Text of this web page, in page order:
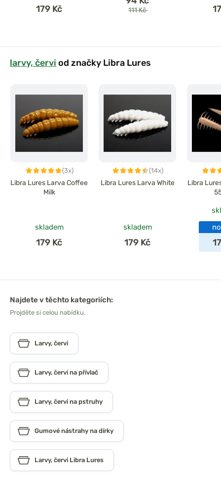
179 Kč 111 Kč
larvy, červi od značky Libra Lures
(3x)
Libra Lures Larva Coffee
Milk
skladem
179 Kč
(14x)
Libra Lures Larva White
skladem
179 Kč
Libra
Najdete v těchto kategoriích:
Projděte si celou nabídku.
Larvy, červi
Larvy, červi na přívlač
Larvy, červi na pstruhy
Gumové nástrahy na dírky
Larvy, červi Libra Lures